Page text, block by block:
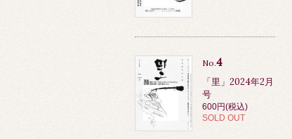
No.4
「里」2024年2月
号
600円(税込)
SOLD OUT